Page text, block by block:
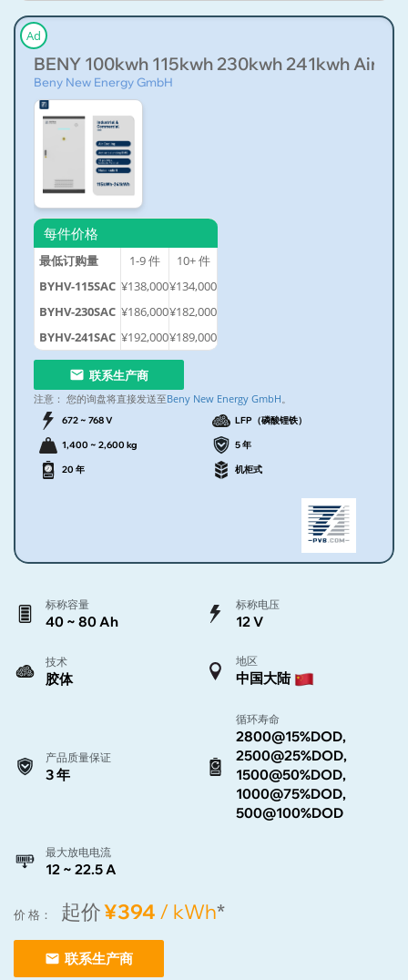
Ad
BENY 100kwh 115kwh 230kwh 241kwh Air
Beny New Energy GmbH
每件价格
最低订购量 1-9件 10+件
BYHV-115SAC ¥138,000¥134,000
BYHV-230SAC ¥186,000¥182,000
BYHV-241SAC ¥192,000¥189,000
联系生产商
注意： 您的询盘将直接发送至Beny New Energy GmbH。
672 ~ 768 V LFP（磷酸锂铁）
1,400 ~ 2,600 kg 5 年
20 年 机柜式
标称容量
40 ~ 80 Ah
标称电压
12 V
技术
胶体
地区
中国大陆
产品质量保证
3 年
循环寿命
2800@15%DOD,
2500@25%DOD,
1500@50%DOD,
1000@75%DOD,
500@100%DOD
最大放电电流
12 ~ 22.5 A
价 格： 起价¥394 / kWh*
联系生产商